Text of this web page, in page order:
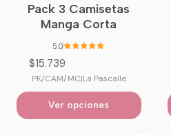
Pack 3 Camisetas
Manga Corta
5.0
$15.739
PK/CAM/MC|La Pascalle
Ver opciones